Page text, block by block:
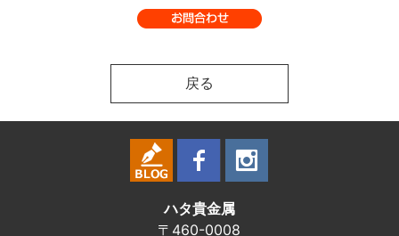
戻る
ハタ貴金属
〒460-0008